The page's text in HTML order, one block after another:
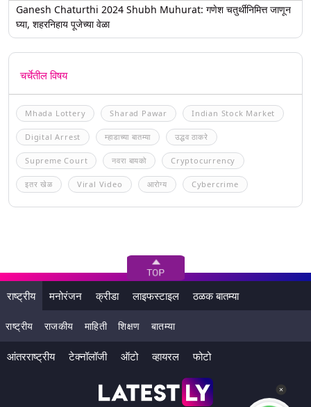
Ganesh Chaturthi 2024 Shubh Muhurat: गणेश चतुर्थीनिमित्त जाणून
घ्या, शहरनिहाय पूजेच्या वेळा
चर्चेतील विषय
Mhada Lottery Sharad Pawar Indian Stock Market
Digital Arrest म्हाडाच्या बातम्या उद्धव ठाकरे
Supreme Court नवरा बायको Cryptocurrency
इतर खेळ Viral Video आरोग्य Cybercrime
राष्ट्रीय मनोरंजन क्रीडा लाइफस्टाइल ठळक बातम्या
राष्ट्रीय राजकीय माहिती शिक्षण बातम्या
आंतरराष्ट्रीय टेक्नॉलॉजी ऑटो व्हायरल फोटो